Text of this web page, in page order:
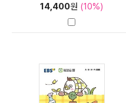
14,400원 (10%)